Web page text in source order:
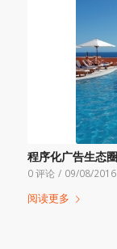
程序化广告生态
0 评论 / 09/08/2016
阅读更多